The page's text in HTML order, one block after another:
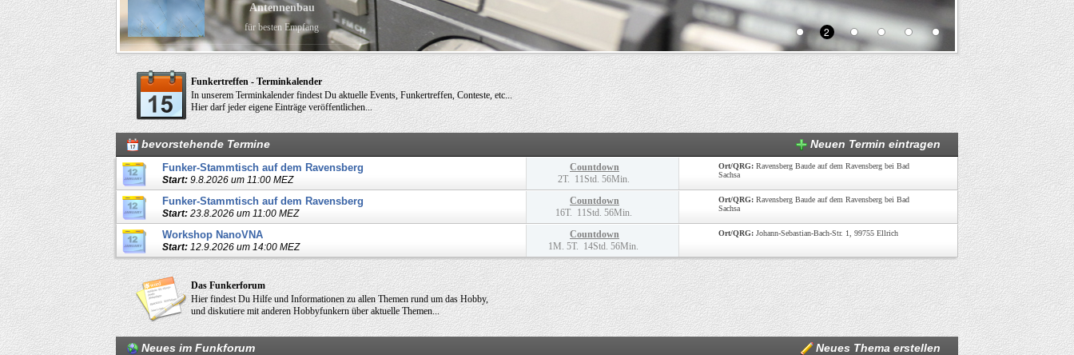
Antennenbau
für besten Empfang
Elektronik
verstehen, basteln
2
Funkertreffen - Terminkalender
In unserem Terminkalender findest Du aktuelle Events, Funkertreffen, Conteste, etc...
Hier darf jeder eigene Einträge veröffentlichen...
bevorstehende Termine Neuen Termin eintragen
Funker-Stammtisch auf dem Ravensberg
Start: 9.8.2026 um 11:00 MEZ
Countdown
2T. 11Std. 56Min.
Ort/QRG: Ravensberg Baude auf dem Ravensberg bei Bad
Sachsa
Funker-Stammtisch auf dem Ravensberg
Start: 23.8.2026 um 11:00 MEZ
Countdown
16T. 11Std. 56Min.
Ort/QRG: Ravensberg Baude auf dem Ravensberg bei Bad
Sachsa
Workshop NanoVNA
Start: 12.9.2026 um 14:00 MEZ
Countdown
1M. 5T. 14Std. 56Min.
Ort/QRG: Johann-Sebastian-Bach-Str. 1, 99755 Ellrich
Das Funkerforum
Hier findest Du Hilfe und Informationen zu allen Themen rund um das Hobby,
und diskutiere mit anderen Hobbyfunkern über aktuelle Themen...
Neues im Funkforum Neues Thema erstellen